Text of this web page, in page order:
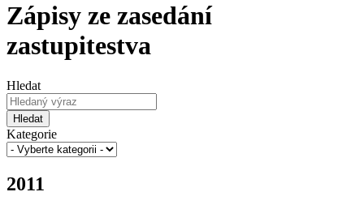
Zápisy ze zasedání
zastupitestva
Hledat
Hledat
Kategorie
2011